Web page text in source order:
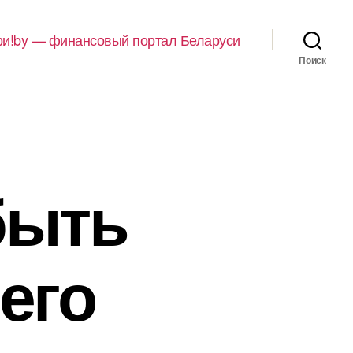
— финансовый портал Беларуси
Поиск